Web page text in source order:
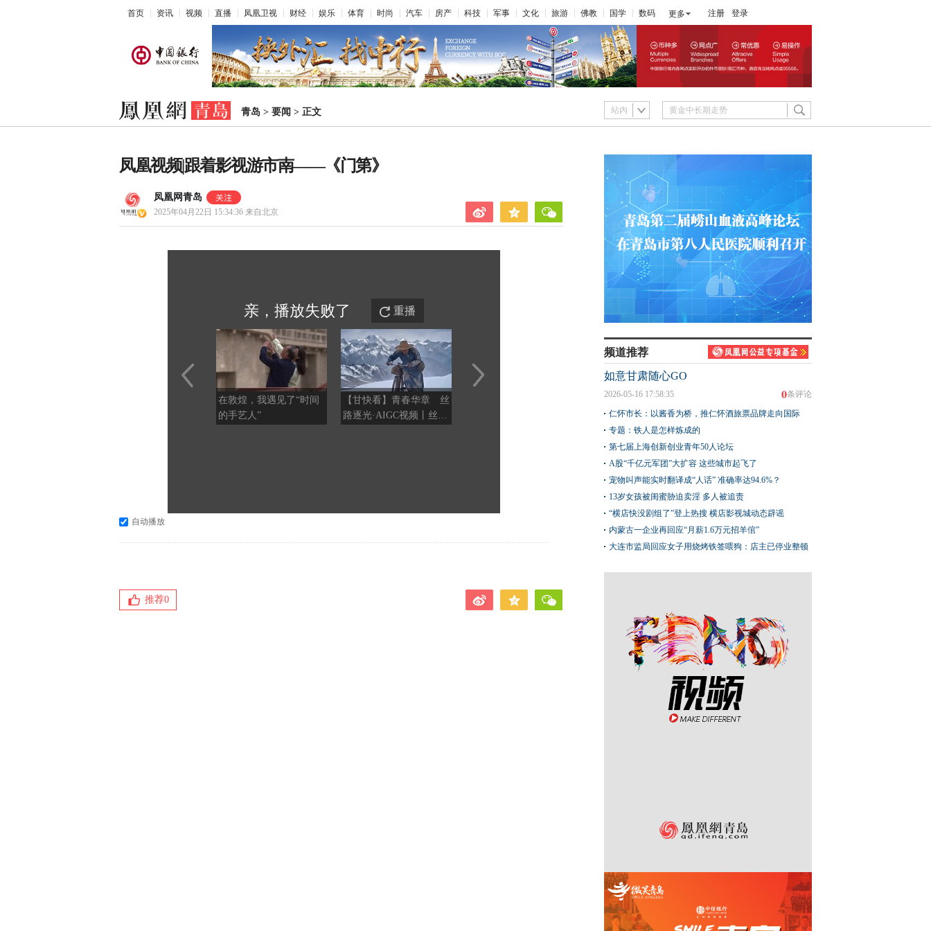
首页 资讯 视频 直播 凤凰卫视 财经 娱乐 体育 时尚 汽车 房产 科技 军事 文化 旅游 佛教 国学 数码 更多 注册 登录
青岛 > 要闻 > 正文 站内
凤凰视频|跟着影视游市南——《门第》
凤凰网青岛
2025年04月22日 15:34:36 来自北京
亲，播放失败了 重播
在敦煌，我遇见了“时间
的手艺人”
【甘快看】青春华章 丝
路逐光·AIGC视频丨丝路
银韵簪花 三代薪火
【甘快看】祁连灵根 甘
肃民乐板蓝根
自动播放
推荐0
频道推荐
如意甘肃随心GO
0条评论
2026-05-16 17:58:35
仁怀市长：以酱香为桥，推仁怀酒旅票品牌走向国际
专题：铁人是怎样炼成的
第七届上海创新创业青年50人论坛
A股“千亿元军团”大扩容 这些城市起飞了
宠物叫声能实时翻译成“人话” 准确率达94.6%？
13岁女孩被闺蜜胁迫卖淫 多人被追责
“横店快没剧组了”登上热搜 横店影视城动态辟谣
内蒙古一企业再回应“月薪1.6万元招羊倌”
大连市监局回应女子用烧烤铁签喂狗：店主已停业整顿